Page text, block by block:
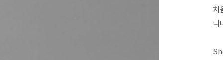
처
니